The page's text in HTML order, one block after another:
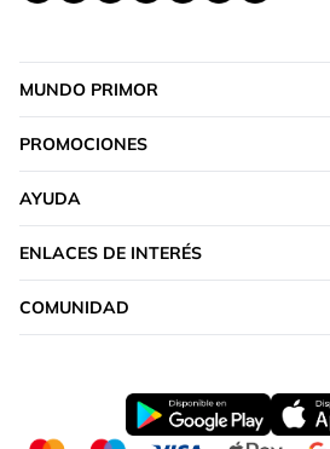
MUNDO PRIMOR
PROMOCIONES
AYUDA
ENLACES DE INTERÉS
COMUNIDAD